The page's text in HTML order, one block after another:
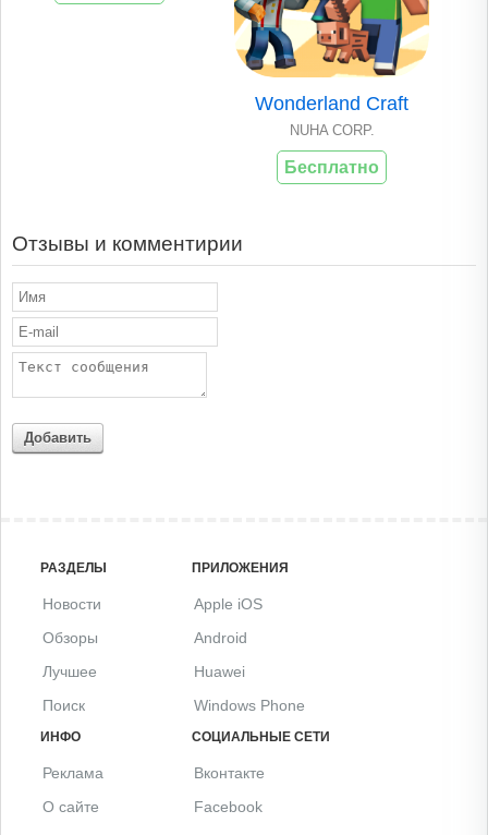
Wonderland Craft
NUHA CORP.
Бесплатно
Отзывы и комментирии
Добавить
РАЗДЕЛЫ
Новости
Обзоры
Лучшее
Поиск
ПРИЛОЖЕНИЯ
Apple iOS
Android
Huawei
Windows Phone
ИНФО
Реклама
О сайте
СОЦИАЛЬНЫЕ СЕТИ
Вконтакте
Facebook